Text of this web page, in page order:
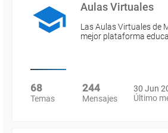
Aulas Virtuales
Las Aulas Virtuales de
mejor plataforma
68
Temas
244
Mensajes
30 Jun
Último